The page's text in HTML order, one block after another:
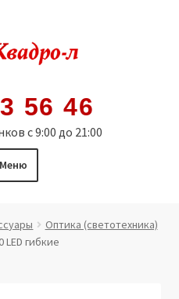
56 46
с 9:00 до 21:00
Меню
Оптика (светотехника)
гибкие